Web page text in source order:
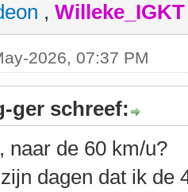
, Willeke_IGKT
2026, 07:37 PM
ger schreef:
naar de 60 km/u?
dagen dat ik de